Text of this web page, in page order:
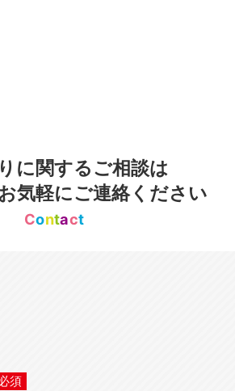
に関するご相談は
気軽にご連絡ください
Contact